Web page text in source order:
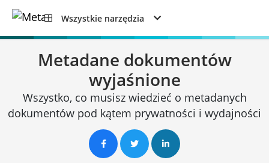
Wszystkie narzędzia
Metadane dokumentów
wyjaśnione
Wszystko, co musisz wiedzieć o metadanych
dokumentów pod kątem prywatności i wydajności